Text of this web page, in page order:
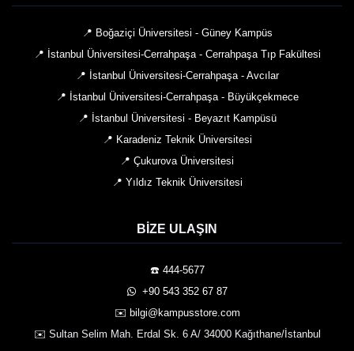
📍 Boğaziçi Üniversitesi - Güney Kampüs
📍 İstanbul Üniversitesi-Cerrahpaşa - Cerrahpaşa Tıp Fakültesi
📍 İstanbul Üniversitesi-Cerrahpaşa - Avcılar
📍 İstanbul Üniversitesi-Cerrahpaşa - Büyükçekmece
📍 İstanbul Üniversitesi - Beyazıt Kampüsü
📍 Karadeniz Teknik Üniversitesi
📍 Çukurova Üniversitesi
📍 Yıldız Teknik Üniversitesi
BIZE ULAŞIN
☎️ 444-5677
️ +90 543 352 67 87
✉️ bilgi@kampusstore.com
✉️ Sultan Selim Mah. Erdal Sk. 6 A/ 34000 Kağıthane/İstanbul